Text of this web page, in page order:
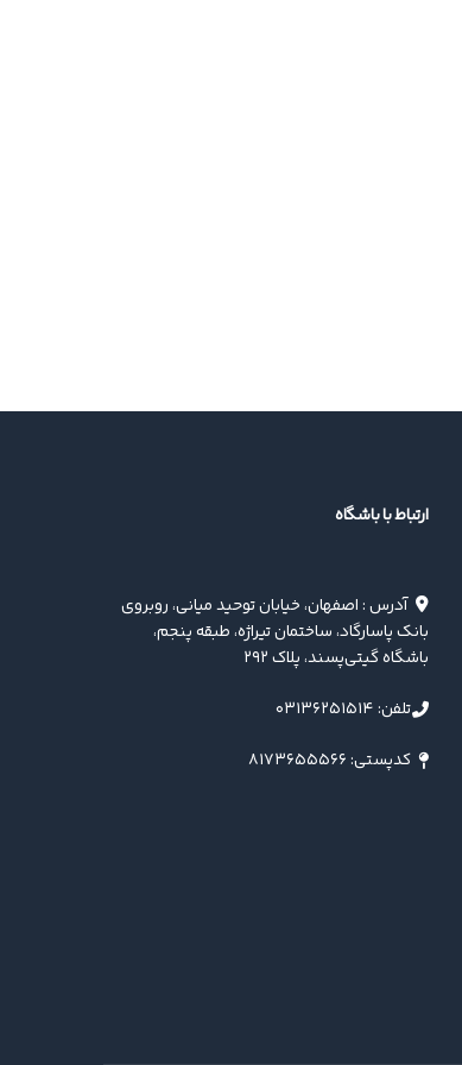
ارتباط با باشگاه
آدرس : اصفهان، خیابان توحید میانی، روبروی
بانک پاسارگاد، ساختمان تیراژه، طبقه پنجم،
باشگاه گیتی‌پسند، پلاک ۲۹۲
تلفن: ۰۳۱۳۶۲۵۱۵۱۴
کدپستی: ۸۱۷۳۶۵۵۵۶۶